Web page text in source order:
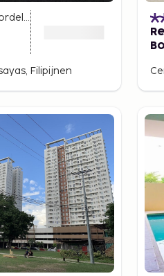
Filipijnen